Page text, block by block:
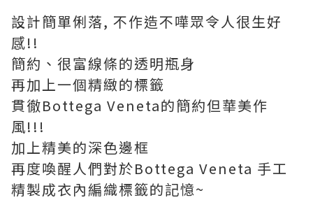
設計簡單俐落, 不作造不嘩眾令人很生好
感!!
簡約、很富線條的透明瓶身
再加上一個精緻的標籤
貫徹Bottega Veneta的簡約但華美作
風!!!
加上精美的深色邊框
再度喚醒人們對於Bottega Veneta 手工
精製成衣內編織標籤的記憶~